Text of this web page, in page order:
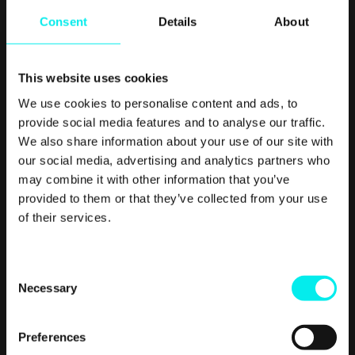
Consent Details About
This website uses cookies
We use cookies to personalise content and ads, to
provide social media features and to analyse our traffic.
We also share information about your use of our site with
our social media, advertising and analytics partners who
may combine it with other information that you’ve
provided to them or that they’ve collected from your use
of their services.
Necessary
Preferences
support at hente, for eksempel et online academy eller
lignende."
Find en åbning
Hvad har været de største sejre på denne inbound rejse?
"En af voresstørstesejre er klart, at principperne bag at
lave kampagner i Lantmännen Unibake har ændret sig
inbound-terminologien ville ligge i bunden af tragten.
Inbound-måden at arbejde er (når man har vænnet sig til
grad indhold, der matcher kundens købsrejse. Og det er en